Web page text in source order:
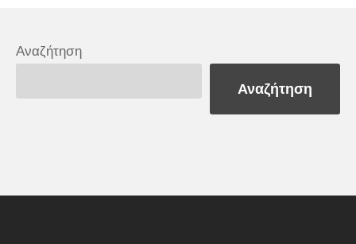
Αναζήτηση
Αναζήτηση